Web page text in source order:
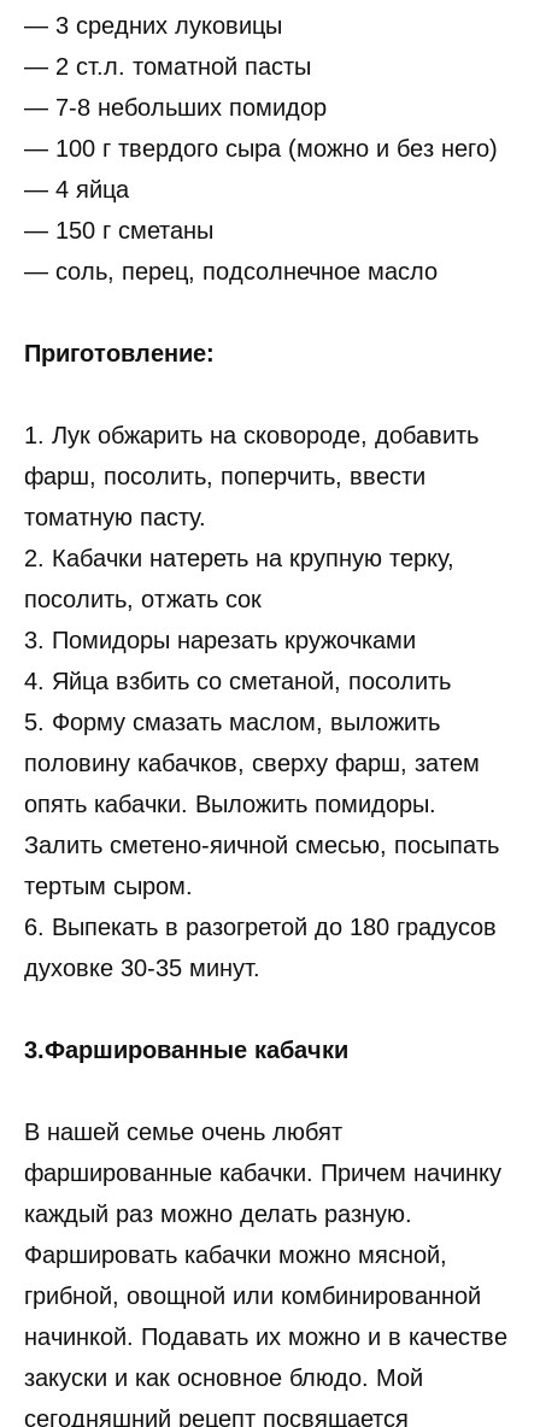
— 3 средних луковицы
— 2 ст.л. томатной пасты
— 7-8 небольших помидор
— 100 г твердого сыра (можно и без него)
— 4 яйца
— 150 г сметаны
— соль, перец, подсолнечное масло
Приготовление:
1. Лук обжарить на сковороде, добавить
фарш, посолить, поперчить, ввести
томатную пасту.
2. Кабачки натереть на крупную терку,
посолить, отжать сок
3. Помидоры нарезать кружочками
4. Яйца взбить со сметаной, посолить
5. Форму смазать маслом, выложить
половину кабачков, сверху фарш, затем
опять кабачки. Выложить помидоры.
Залить сметено-яичной смесью, посыпать
тертым сыром.
6. Выпекать в разогретой до 180 градусов
духовке 30-35 минут.
3.Фаршированные кабачки
В нашей семье очень любят
фаршированные кабачки. Причем начинку
каждый раз можно делать разную.
Фаршировать кабачки можно мясной,
грибной, овощной или комбинированной
начинкой. Подавать их можно и в качестве
закуски и как основное блюдо. Мой
сегодняшний рецепт посвящается